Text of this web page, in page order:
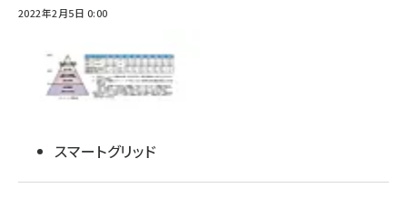
2022年2月5日 0:00
スマートグリッド